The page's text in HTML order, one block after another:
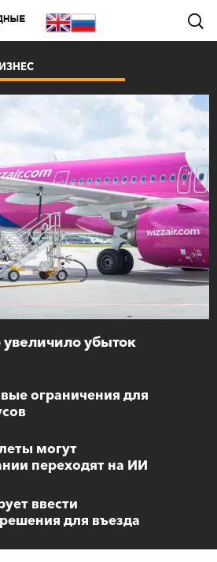
убыток
ограничения для
могут
переходят на ИИ
ввести
для въезда